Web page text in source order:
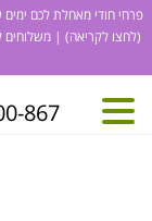
פרחי חודי מאחלת לכם
(לחצו לקריאה) | משלוחים
867